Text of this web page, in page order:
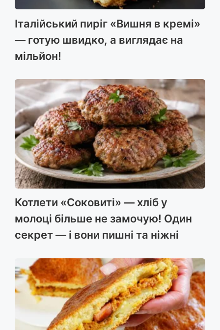
Італійський пиріг «Вишня в кремі»
— готую швидко, а виглядає на
мільйон!
Котлети «Соковиті» — хліб у
молоці більше не замочую! Один
секрет — і вони пишні та ніжні